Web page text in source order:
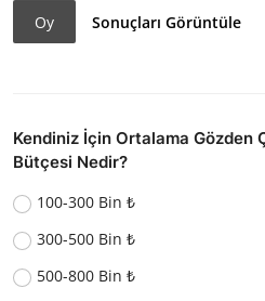
Oy Sonuçları Görüntüle
Kendiniz İçin Ortalama Gözden
Bütçesi Nedir?
100-300 Bin ₺
300-500 Bin ₺
500-800 Bin ₺